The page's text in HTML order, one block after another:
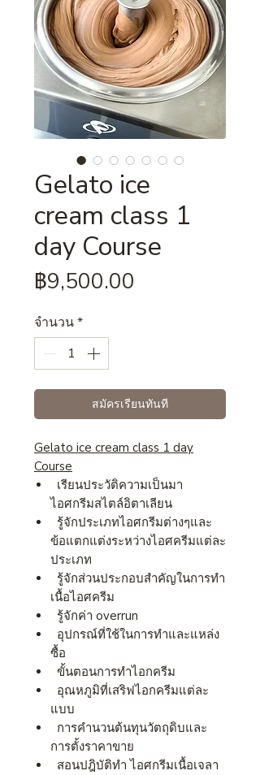
Gelato ice
cream class 1
day Course
฿9,500.00
จำนวน*
สมัครเรียนทันที
Gelato ice cream class 1 day
Course
เรียนประวัติความเป็นมา
ไอศกรีมสไตล์อิตาเลียน
รู้จักประเภทไอศกรีมต่างๆและ
ข้อแตกแต่งระหว่างไอศครีมแต่ละ
ประเภท
รู้จักส่วนประกอบสำคัญในการทำ
เนื้อไอศครีม
รู้จักค่า overrun
อุปกรณ์ที่ใช้ในการทำและแหล่ง
ซื้อ
ขั้นตอนการทำไอกครีม
อุณหภูมิที่เสริฟไอกครีมแต่ละ
แบบ
การคำนวนต้นทุนวัตถุดิบและ
การตั้งราคาขาย
สอนปฎิบัติทำ ไอศกรีมเนื้อเจลา